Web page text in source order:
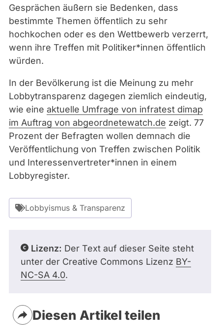
Gesprächen äußern sie Bedenken, dass
bestimmte Themen öffentlich zu sehr
hochkochen oder es den Wettbewerb verzerrt,
wenn ihre Treffen mit Politiker*innen öffentlich
würden.
In der Bevölkerung ist die Meinung zu mehr
Lobbytransparenz dagegen ziemlich eindeutig,
wie eine aktuelle Umfrage von infratest dimap
im Auftrag von abgeordnetewatch.de zeigt. 77
Prozent der Befragten wollen demnach die
Veröffentlichung von Treffen zwischen Politik
und Interessenvertreter*innen in einem
Lobbyregister.
Lobbyismus & Transparenz
Lizenz: Der Text auf dieser Seite steht
unter der Creative Commons Lizenz BY-
NC-SA 4.0.
Diesen Artikel teilen